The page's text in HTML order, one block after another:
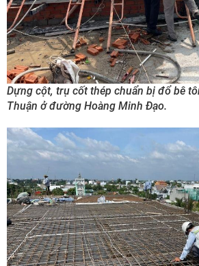
Dựng cột, trụ cốt thép chuẩn bị đổ bê
Thuận ở đường Hoàng Minh Đạo.